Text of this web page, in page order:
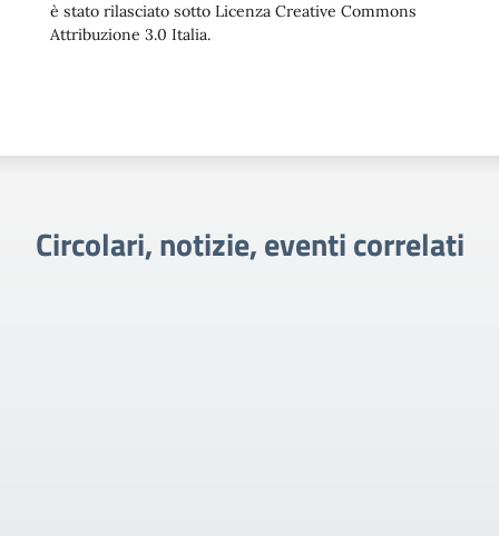
è stato rilasciato sotto Licenza Creative Commons
Attribuzione 3.0 Italia.
Circolari, notizie, eventi correlati